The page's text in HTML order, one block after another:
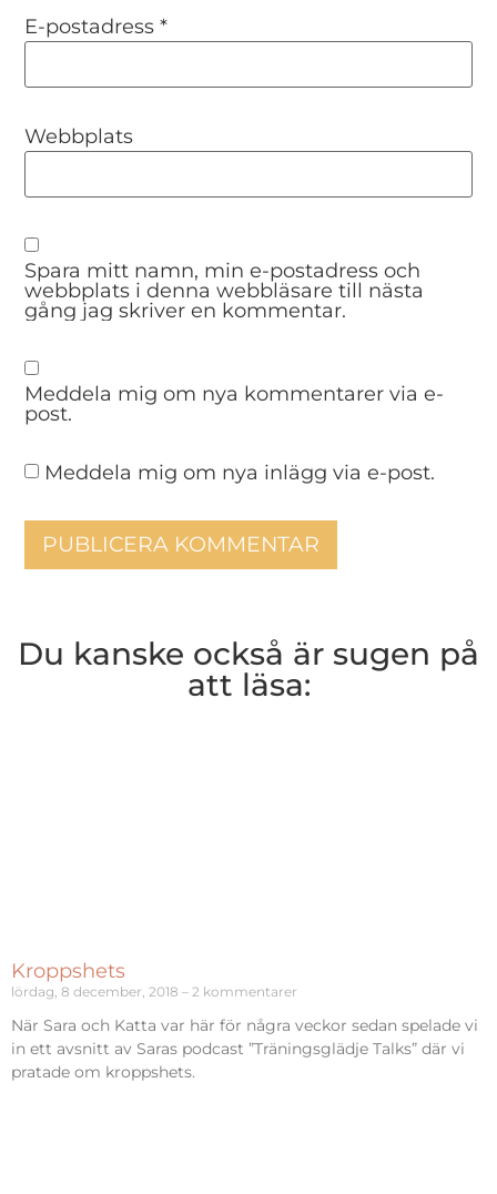
E-postadress*
Webbplats
Spara mitt namn, min e-postadress och
webbplats i denna webbläsare till nästa
gång jag skriver en kommentar.
Meddela mig om nya kommentarer via e-
post.
Meddela mig om nya inlägg via e-post.
Du kanske också är sugen på
att läsa:
Kroppshets
lördag, 8 december, 2018 2 kommentarer
När Sara och Katta var här för några veckor sedan spelade vi
in ett avsnitt av Saras podcast ”Träningsglädje Talks” där vi
pratade om kroppshets.